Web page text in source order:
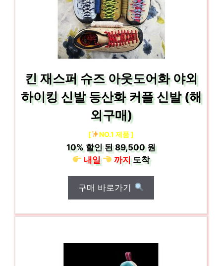
킨 재스퍼 슈즈 아웃도어화 야외
하이킹 신발 등산화 커플 신발 (해
외구매)
[ NO.1 제품 ]
10% 할인 된89,500 원
내일
까지도착
구매 바로가기